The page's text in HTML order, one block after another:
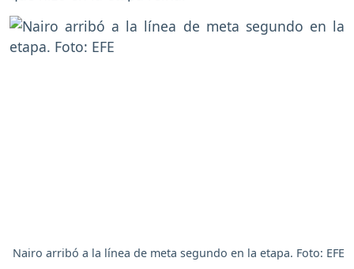
Nairo arribó a la línea de meta segundo en la etapa. Foto: EFE